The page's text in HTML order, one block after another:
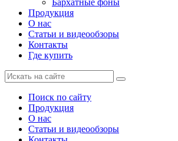
Бархатные фоны
Продукция
О нас
Статьи и видеообзоры
Контакты
Где купить
Поиск по сайту
Продукция
О нас
Статьи и видеообзоры